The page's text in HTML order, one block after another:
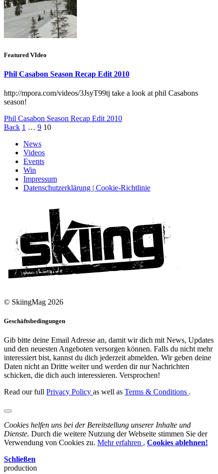
Featured VIdeo
Phil Casabon Season Recap Edit 2010
http://mpora.com/videos/3JsyT99tj take a look at phil Casabons
season!
Phil Casabon Season Recap Edit 2010
Back 1 … 9 10
News
Videos
Events
Win
Impressum
Datenschutzerklärung | Cookie-Richtlinie
© SkiingMag 2026
Geschäftsbedingungen
Gib bitte deine Email Adresse an, damit wir dich mit News, Updates
und den neuesten Angeboten versorgen können. Falls du nicht mehr
interessiert bist, kannst du dich jederzeit abmelden. Wir geben deine
Daten nicht an Dritte weiter und werden dir nur Nachrichten
schicken, die dich auch interessieren. Versprochen!
Read our full Privacy Policy as well as Terms & Conditions .
Cookies helfen uns bei der Bereitstellung unserer Inhalte und
Dienste. Durch die weitere Nutzung der Webseite stimmen Sie der
Verwendung von Cookies zu. Mehr erfahren , Cookies ablehnen!
Schließen
production